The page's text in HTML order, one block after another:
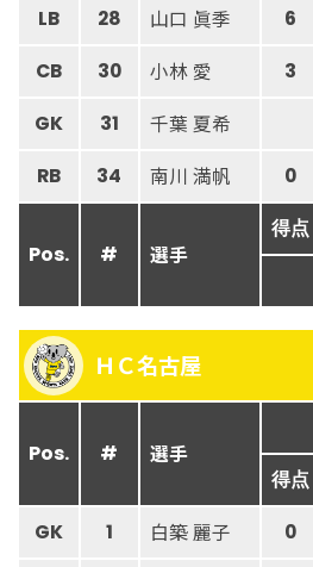
LB 28 山口 眞季 6
CB 30 小林 愛 3
GK 31 千葉 夏希
RB 34 南川 満帆 0
Pos. # 選手
得点
ＨＣ名古屋
Pos. # 選手
得点
GK 1 白築 麗子 0